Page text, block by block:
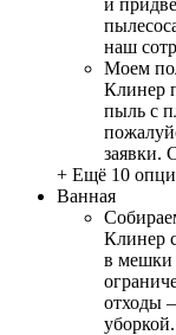
наш
Моем
Клинер
пыль с
заявки.
+ Ещё 10
Ванная
Клинер
в мешки
отходы